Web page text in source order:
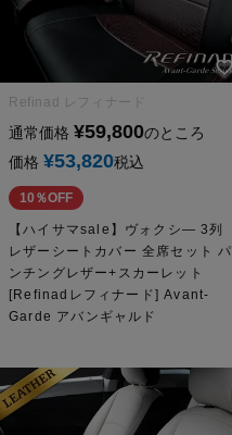
Refinad レフィナード
通常価格 ¥59,800のところ
価格 ¥53,820税込
10％OFF
【ハイサマsale】ヴォクシ― 3列
レザーシートカバー 全席セット パ
ンチングレザー+スカーレット
[Refinadレフィナード] Avant-
Garde アバンギャルド